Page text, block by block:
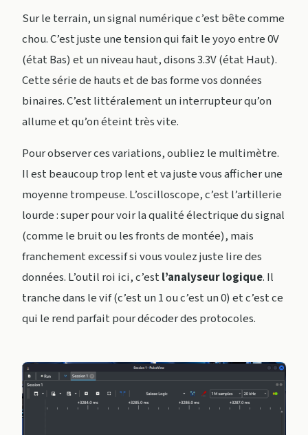
Sur le terrain, un signal numérique c’est bête comme
chou. C’est juste une tension qui fait le yoyo entre 0V
(état Bas) et un niveau haut, disons 3.3V (état Haut).
Cette série de hauts et de bas forme vos données
binaires. C’est littéralement un interrupteur qu’on
allume et qu’on éteint très vite.
Pour observer ces variations, oubliez le multimètre.
Il est beaucoup trop lent et va juste vous afficher une
moyenne trompeuse. L’oscilloscope, c’est l’artillerie
lourde : super pour voir la qualité électrique du signal
(comme le bruit ou les fronts de montée), mais
franchement excessif si vous voulez juste lire des
données. L’outil roi ici, c’est l’analyseur logique. Il
tranche dans le vif (c’est un 1 ou c’est un 0) et c’est ce
qui le rend parfait pour décoder des protocoles.